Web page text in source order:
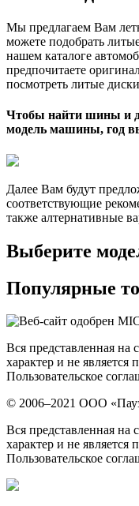
Мы предлагаем Вам
можете подобрать
нашем каталоге
предпочитаете
посмотреть литые
Чтобы найти шины и
модель машины, год
Далее Вам будут
соответствующие
также алтернативные
Выберите
Популярные
Вся представленная на
характер и не является
Пользовательское
© 2006–2021 ООО
Вся представленная на
характер и не является
Пользовательское